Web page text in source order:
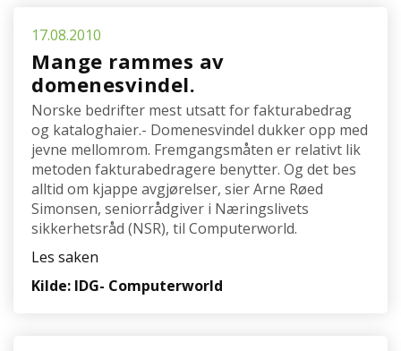
17.08.2010
Mange rammes av
domenesvindel.
Norske bedrifter mest utsatt for fakturabedrag
og kataloghaier.- Domenesvindel dukker opp med
jevne mellomrom. Fremgangsmåten er relativt lik
metoden fakturabedragere benytter. Og det bes
alltid om kjappe avgjørelser, sier Arne Røed
Simonsen, seniorrådgiver i Næringslivets
sikkerhetsråd (NSR), til Computerworld.
Les saken
Kilde: IDG- Computerworld